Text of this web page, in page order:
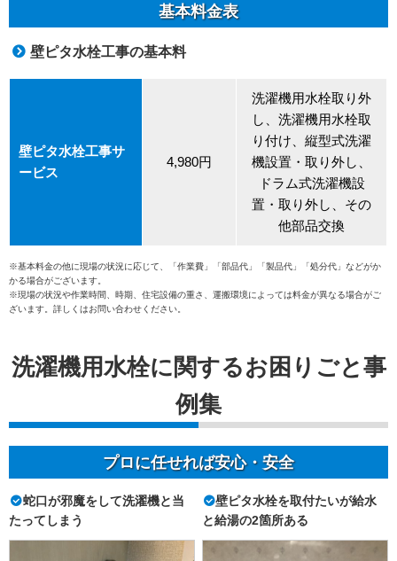
基本料金表
壁ピタ水栓工事の基本料
壁ピタ水栓工事サ
ービス
4,980円
洗濯機用水栓取り外
し、洗濯機用水栓取
り付け、縦型式洗濯
機設置・取り外し、
ドラム式洗濯機設
置・取り外し、その
他部品交換
※基本料金の他に現場の状況に応じて、「作業費」「部品代」「製品代」「処分代」などがか
かる場合がございます。
※現場の状況や作業時間、時期、住宅設備の重さ、運搬環境によっては料金が異なる場合がご
ざいます。詳しくはお問い合わせください。
洗濯機用水栓に関するお困りごと事
例集
プロに任せれば安心・安全
蛇口が邪魔をして洗濯機と当
たってしまう
壁ピタ水栓を取付たいが給水
と給湯の2箇所ある